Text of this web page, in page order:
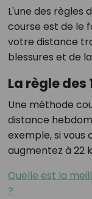
L'une des règles
course est de le
votre distance
blessures et de
La règle des
Une méthode
distance
exemple, si vous
augmentez à 22
Quelle est la
?